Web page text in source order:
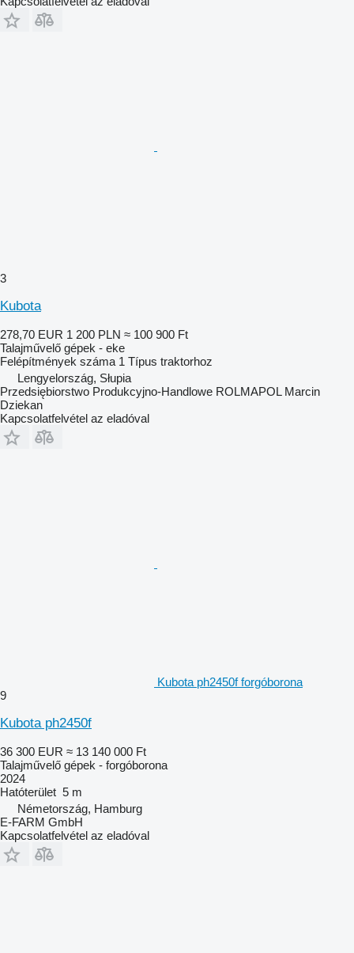
3
Kubota
278,70 EUR 1 200 PLN ≈ 100 900 Ft
Talajművelő gépek - eke
Felépítmények száma 1 Típus traktorhoz
Lengyelország, Słupia
Przedsiębiorstwo Produkcyjno-Handlowe ROLMAPOL Marcin
Dziekan
Kapcsolatfelvétel az eladóval
Kubota ph2450f forgóborona
9
Kubota ph2450f
36 300 EUR ≈ 13 140 000 Ft
Talajművelő gépek - forgóborona
2024
Hatóterület 5 m
Németország, Hamburg
E-FARM GmbH
Kapcsolatfelvétel az eladóval